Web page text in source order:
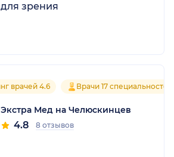
зрения
врачей 4.6 Врачи 17 специальностей
Экстра Мед на Челюскинцев
4.8 8 отзывов